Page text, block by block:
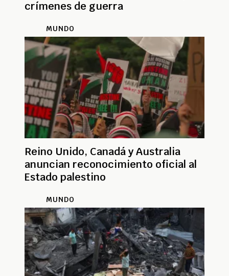
crímenes de guerra
MUNDO
Reino Unido, Canadá y Australia
anuncian reconocimiento oficial al
Estado palestino
MUNDO